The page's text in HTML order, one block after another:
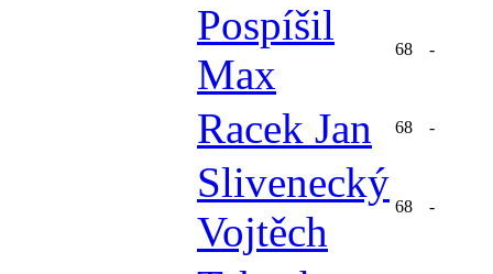
Pospíšil
Max
68 -
Racek Jan 68 -
Slivenecký
Vojtěch
68 -